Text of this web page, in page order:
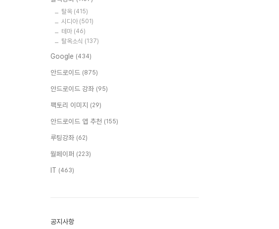
탈옥 (415)
시디아 (501)
테마 (46)
탈옥소식 (137)
Google (434)
안드로이드 (875)
안드로이드 강좌 (95)
팩토리 이미지 (29)
안드로이드 앱 추천 (155)
루팅강좌 (62)
월페이퍼 (223)
IT (463)
공지사항